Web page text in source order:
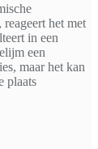
het met
in een
een
maar het kan
plaats